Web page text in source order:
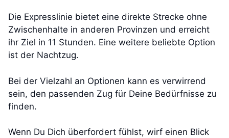
Die Expresslinie bietet eine direkte Strecke ohne
Zwischenhalte in anderen Provinzen und erreicht
ihr Ziel in 11 Stunden. Eine weitere beliebte Option
ist der Nachtzug.
Bei der Vielzahl an Optionen kann es verwirrend
sein, den passenden Zug für Deine Bedürfnisse zu
finden.
Wenn Du Dich überfordert fühlst, wirf einen Blick